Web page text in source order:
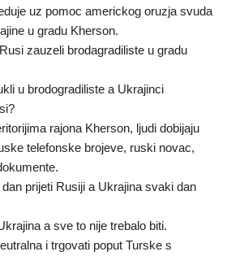
uz pomoc americkog oruzja svuda
u gradu Kherson.
zauzeli brodagradiliste u gradu
u brodogradiliste a Ukrajinci
rajona Kherson, ljudi dobijaju
telefonske brojeve, ruski novac,
prijeti Rusiji a Ukrajina svaki dan
a sve to nije trebalo biti.
i trgovati poput Turske s